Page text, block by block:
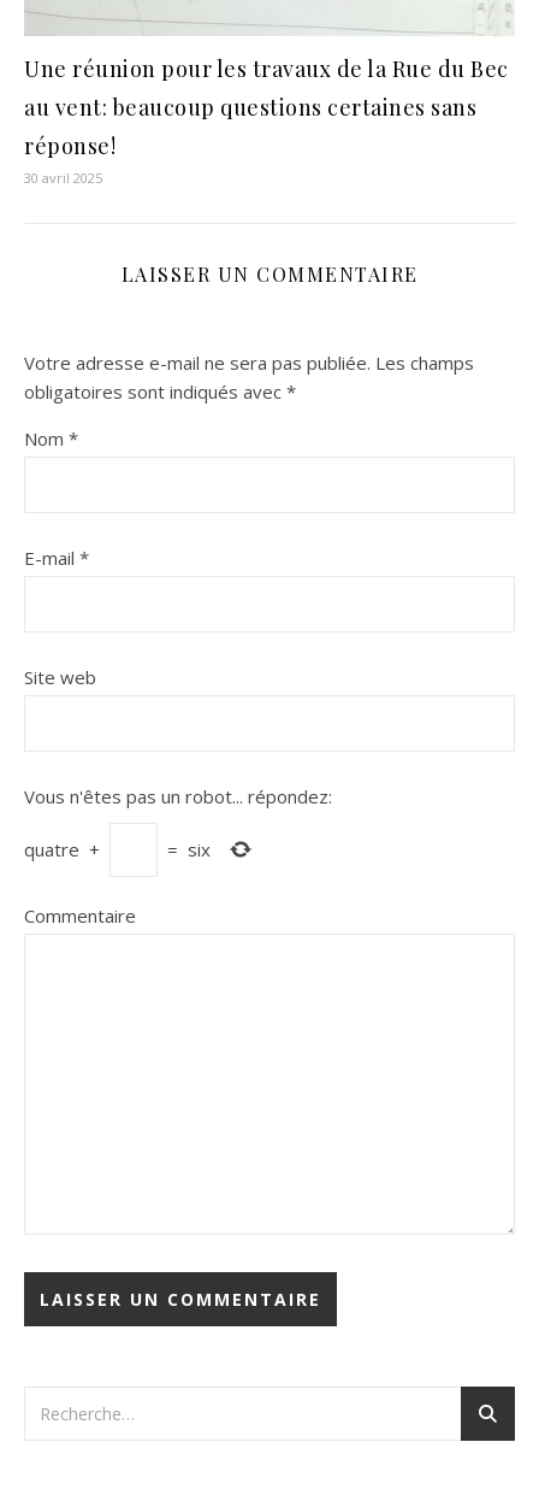
Une réunion pour les travaux de la Rue du Bec
au vent: beaucoup questions certaines sans
réponse!
30 avril 2025
LAISSER UN COMMENTAIRE
Votre adresse e-mail ne sera pas publiée. Les champs
obligatoires sont indiqués avec *
Nom *
E-mail *
Site web
Vous n'êtes pas un robot... répondez:
quatre + = six
Commentaire